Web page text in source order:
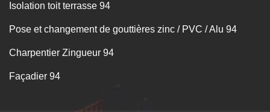
Isolation toit terrasse 94
Pose et changement de gouttières zinc / PVC / Alu 94
Charpentier Zingueur 94
Façadier 94